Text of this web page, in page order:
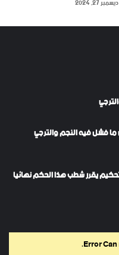
ما فشل فيه النجم والترجي
يقرر شطب هذا الحكم نهائيا
Error